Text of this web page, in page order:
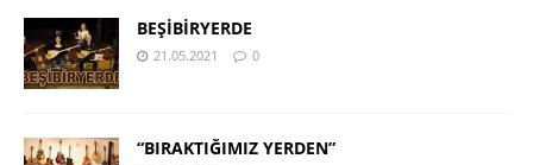
BEŞİBİRYERDE
21.05.2021 0
“BIRAKTIĞIMIZ YERDEN”